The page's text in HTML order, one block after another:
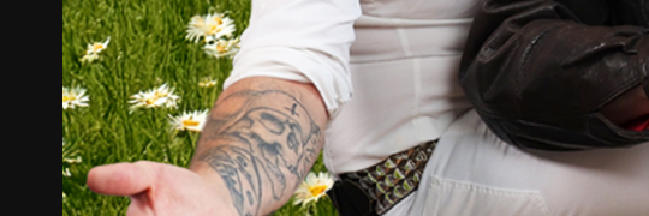
Media
ZUM SHOP
Kontakt
BARRIEREFREIHEIT ONLINE